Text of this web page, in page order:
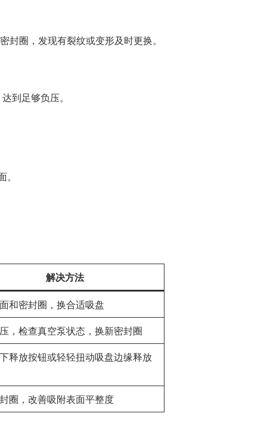
封圈，发现有裂纹或变形及时更换。
到足够负压。
解决方法
和密封圈，换合适吸盘
，检查真空泵状态，换新密封圈
释放按钮或轻轻扭动吸盘边缘释放
圈，改善吸附表面平整度